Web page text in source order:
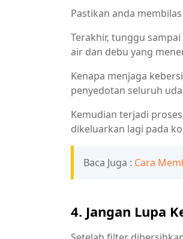
Pastikan anda
Terakhir, tunggu
air dan debu yang
Kenapa menjaga
penyedotan seluruh
Kemudian terjadi
dikeluarkan lagi pada
Baca Juga : Cara
4. Jangan Lupa